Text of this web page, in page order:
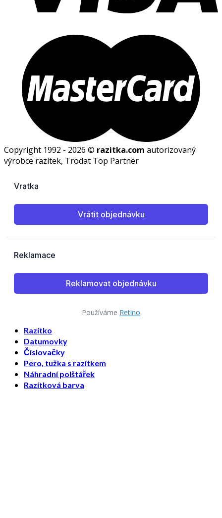
Copyright 1992 - 2026 © razitka.com autorizovaný
výrobce razítek, Trodat Top Partner
Používáme Retino
Razítko
Datumovky
Číslovačky
Pero, tužka s razítkem
Náhradní polštářek
Razítková barva